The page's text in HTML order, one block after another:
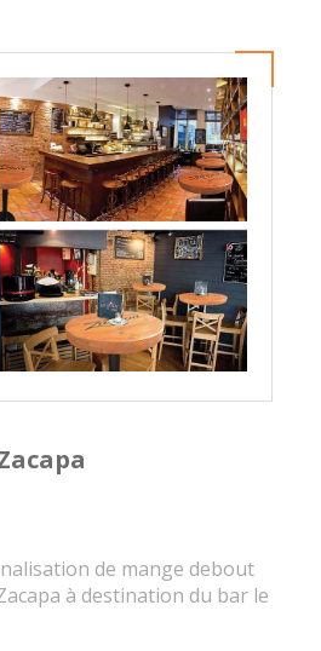
de mange debout
à destination du bar le